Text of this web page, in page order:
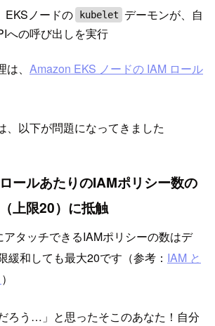
EKSノードの
kubelet
デーモンが、自
への呼び出しを実行
、 Amazon EKS ノードの IAM ロール
、以下が問題になってきました
ールあたりのIAMポリシー数の
上限20）に抵触
タッチできるIAMポリシーの数はデ
緩和しても最大20です（参考： IAM と
）
ろう…」と思ったそこのあなた！自分